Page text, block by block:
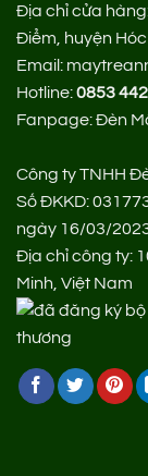
Địa chỉ cửa
Điểm, huyện Hóc
Email:
Hotline:0853
Fanpage:Đèn
Công ty TNHH
Số ĐKKD:
ngày 16/03/
Địa chỉ công ty:
Minh, Việt Nam